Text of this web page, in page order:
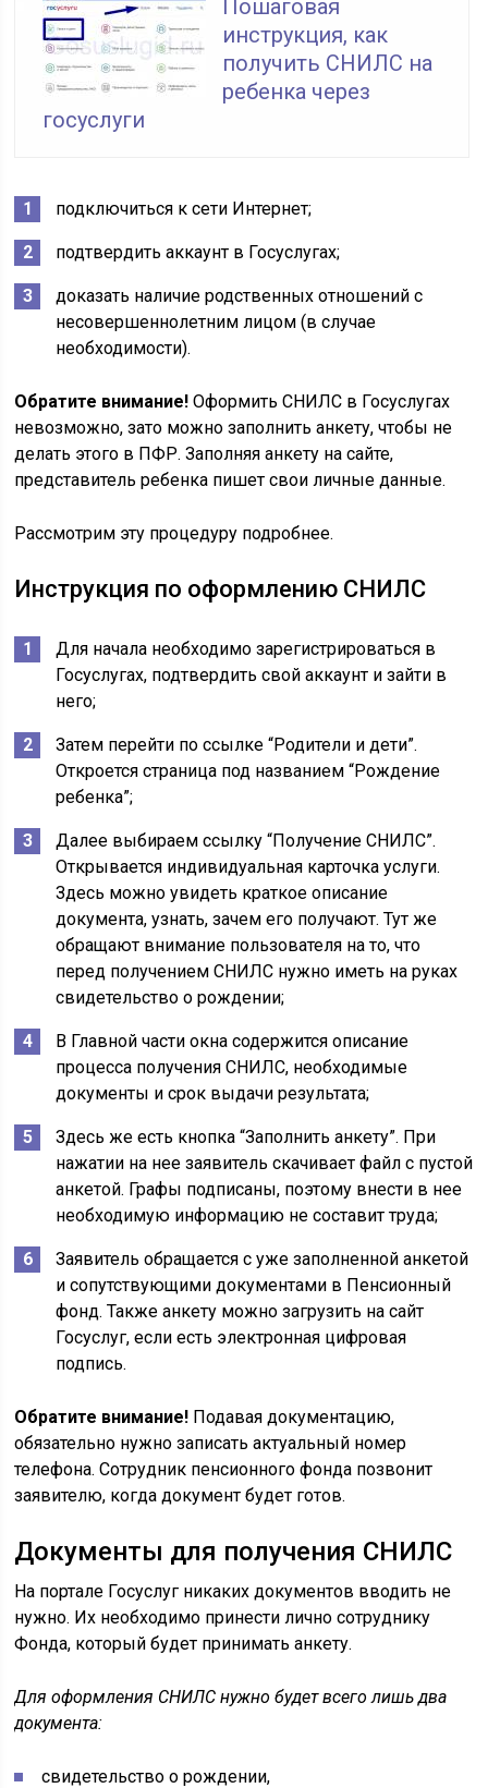
Пошаговая
инструкция, как
получить СНИЛС на
ребенка через
госуслуги
подключиться к сети Интернет;
подтвердить аккаунт в Госуслугах;
доказать наличие родственных отношений с
несовершеннолетним лицом (в случае
необходимости).
Обратите внимание! Оформить СНИЛС в Госуслугах
невозможно, зато можно заполнить анкету, чтобы не
делать этого в ПФР. Заполняя анкету на сайте,
представитель ребенка пишет свои личные данные.
Рассмотрим эту процедуру подробнее.
Инструкция по оформлению СНИЛС
Для начала необходимо зарегистрироваться в
Госуслугах, подтвердить свой аккаунт и зайти в
него;
Затем перейти по ссылке “Родители и дети”.
Откроется страница под названием “Рождение
ребенка”;
Далее выбираем ссылку “Получение СНИЛС”.
Открывается индивидуальная карточка услуги.
Здесь можно увидеть краткое описание
документа, узнать, зачем его получают. Тут же
обращают внимание пользователя на то, что
перед получением СНИЛС нужно иметь на руках
свидетельство о рождении;
В Главной части окна содержится описание
процесса получения СНИЛС, необходимые
документы и срок выдачи результата;
Здесь же есть кнопка “Заполнить анкету”. При
нажатии на нее заявитель скачивает файл с пустой
анкетой. Графы подписаны, поэтому внести в нее
необходимую информацию не составит труда;
Заявитель обращается с уже заполненной анкетой
и сопутствующими документами в Пенсионный
фонд. Также анкету можно загрузить на сайт
Госуслуг, если есть электронная цифровая
подпись.
Обратите внимание! Подавая документацию,
обязательно нужно записать актуальный номер
телефона. Сотрудник пенсионного фонда позвонит
заявителю, когда документ будет готов.
Документы для получения СНИЛС
На портале Госуслуг никаких документов вводить не
нужно. Их необходимо принести лично сотруднику
Фонда, который будет принимать анкету.
Для оформления СНИЛС нужно будет всего лишь два
документа:
свидетельство о рождении,